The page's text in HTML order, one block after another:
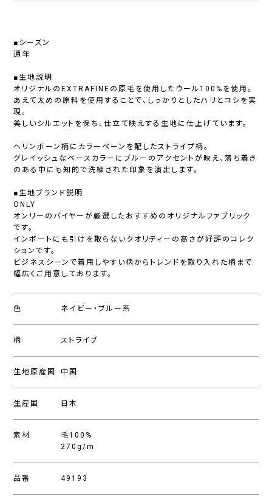
■シーズン
通年
■生地説明
オリジナルのEXTRAFINEの原毛を使用したウール100%を使用。
あえて太めの原料を使用することで、しっかりとしたハリとコシを実
現。
美しいシルエットを保ち、仕立て映えする生地に仕上げています。
ヘリンボーン柄にカラーペーンを配したストライプ柄。
グレイッシュなベースカラーにブルーのアクセントが映え、落ち着き
のある中にも知的で洗練された印象を演出します。
■生地ブランド説明
ONLY
オンリーのバイヤーが厳選したおすすめのオリジナルファブリック
です。
インポートにも引けを取らないクオリティーの高さが好評のコレク
ションです。
ビジネスシーンで着用しやすい柄からトレンドを取り入れた柄まで
幅広くご用意しております。
色 ネイビー・ブルー系
柄 ストライプ
生地原産国 中国
生産国 日本
素材
毛100%
270g/m
品番 49193